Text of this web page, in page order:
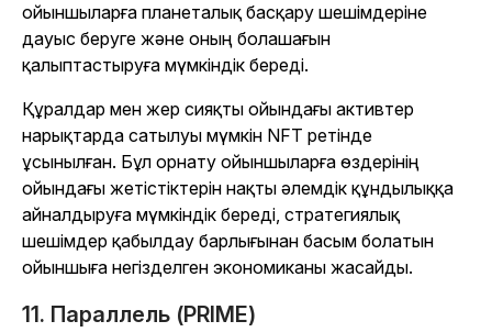
ойыншыларға планеталық басқару шешімдеріне
дауыс беруге және оның болашағын
қалыптастыруға мүмкіндік береді.
Құралдар мен жер сияқты ойындағы активтер
нарықтарда сатылуы мүмкін NFT ретінде
ұсынылған. Бұл орнату ойыншыларға өздерінің
ойындағы жетістіктерін нақты әлемдік құндылыққа
айналдыруға мүмкіндік береді, стратегиялық
шешімдер қабылдау барлығынан басым болатын
ойыншыға негізделген экономиканы жасайды.
11. Параллель (PRIME)